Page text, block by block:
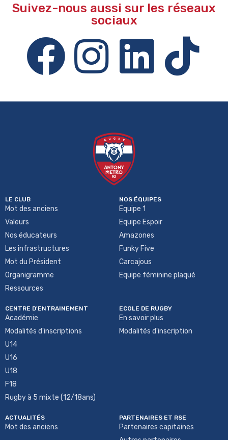
Suivez-nous aussi sur les réseaux
sociaux
LE CLUB
Mot des anciens
Valeurs
Nos éducateurs
Les infrastructures
Mot du Président
Organigramme
Ressources
NOS ÉQUIPES
Equipe 1
Equipe Espoir
Amazones
Funky Five
Carcajous
Equipe féminine plaqué
CENTRE D'ENTRAINEMENT
Académie
Modalités d'inscriptions
U14
U16
U18
F18
Rugby à 5 mixte (12/18ans)
ECOLE DE RUGBY
En savoir plus
Modalités d'inscription
ACTUALITÉS
Mot des anciens
PARTENAIRES ET RSE
Partenaires capitaines